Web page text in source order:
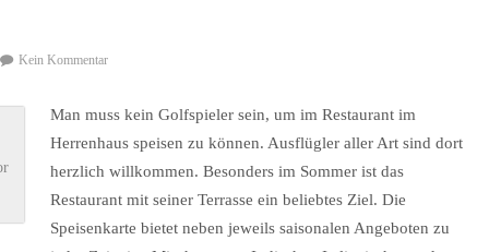
Kein Kommentar
Man muss kein Golfspieler sein, um im Restaurant im
Herrenhaus speisen zu können. Ausflügler aller Art sind dort
herzlich willkommen. Besonders im Sommer ist das
Restaurant mit seiner Terrasse ein beliebtes Ziel. Die
Speisenkarte bietet neben jeweils saisonalen Angeboten zu